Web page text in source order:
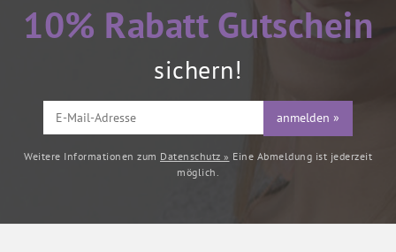
10% Rabatt Gutschein
sichern!
anmelden »
Weitere Informationen zum Datenschutz » Eine Abmeldung ist jederzeit
möglich.